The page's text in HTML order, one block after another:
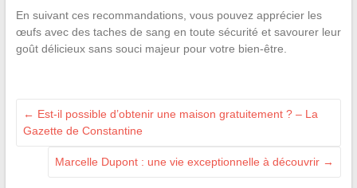
En suivant ces recommandations, vous pouvez apprécier les
œufs avec des taches de sang en toute sécurité et savourer leur
goût délicieux sans souci majeur pour votre bien-être.
← Est-il possible d’obtenir une maison gratuitement ? – La
Gazette de Constantine
Marcelle Dupont : une vie exceptionnelle à découvrir →